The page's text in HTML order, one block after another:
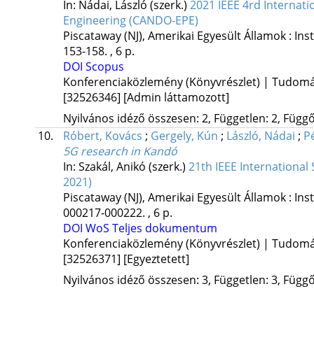
In: Nádai, László (szerk.) 2021 IEEE 4rd
Engineering (CANDO-EPE)
Piscataway (NJ), Amerikai Egyesült Államok :
153-158. , 6 p.
DOI Scopus
Konferenciaközlemény (Könyvrészlet) |
[32526346] [Admin láttamozott]
Nyilvános idéző összesen: 2, Független: 2,
10.
Róbert, Kovács ; Gergely, Kún ; László, Nádai ;
5G research in Kandó
In: Szakál, Anikó (szerk.) 21th IEEE
2021)
Piscataway (NJ), Amerikai Egyesült Államok :
000217-000222. , 6 p.
DOI WoS Teljes dokumentum
Konferenciaközlemény (Könyvrészlet) |
[32526371] [Egyeztetett]
Nyilvános idéző összesen: 3, Független: 3,